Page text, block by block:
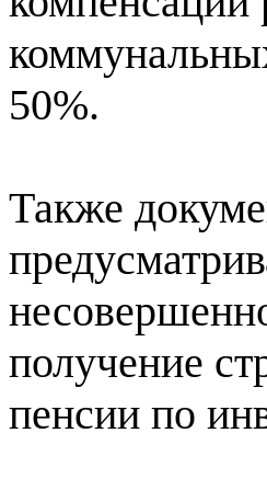
50%.
Также
получение
пенсии по